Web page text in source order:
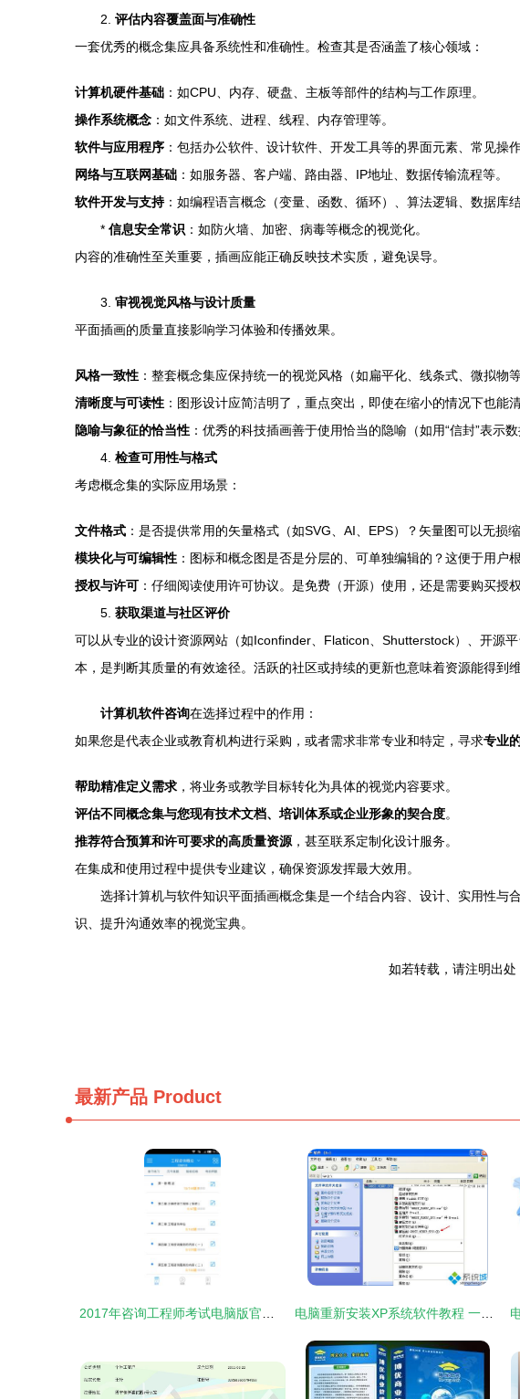
2. 评估内容覆盖面与准确性
一套优秀的概念集应具备系统性和准确性。检查其是否涵盖了核心领域：
计算机硬件基础 ：如CPU、内存、硬盘、主板等部件的结构与工作原理。
操作系统概念 ：如文件系统、进程、线程、内存管理等。
软件与应用程序 ：包括办公软件、设计软件、开发工具等的界面元素、常见操作
网络与互联网基础 ：如服务器、客户端、路由器、IP地址、数据传输流程等。
软件开发与支持：如编程语言概念（变量、函数、循环）、算法逻辑、数据库
* 信息安全常识 ：如防火墙、加密、病毒等概念的视觉化。
内容的准确性至关重要，插画应能正确反映技术实质，避免误导。
3. 审视视觉风格与设计质量
平面插画的质量直接影响学习体验和传播效果。
风格一致性 ：整套概念集应保持统一的视觉风格（如扁平化、线条式、微拟物
清晰度与可读性 ：图形设计应简洁明了，重点突出，即使在缩小的情况下也能
隐喻与象征的恰当性 ：优秀的科技插画善于使用恰当的隐喻（如用“信封”表示
4. 检查可用性与格式
考虑概念集的实际应用场景：
文件格式 ：是否提供常用的矢量格式（如SVG、AI、EPS）？矢量图可以无
模块化与可编辑性 ：图标和概念图是否是分层的、可单独编辑的？这便于用户
授权与许可 ：仔细阅读使用许可协议。是免费（开源）使用，还是需要购买授
5. 获取渠道与社区评价
可以从专业的设计资源网站（如Iconfinder、Flaticon、Shutterstock）、开源
本，是判断其质量的有效途径。活跃的社区或持续的更新也意味着资源能得到维
计算机软件咨询在选择过程中的作用：
如果您是代表企业或教育机构进行采购，或者需求非常专业和特定，寻求专业
帮助精准定义需求 ，将业务或教学目标转化为具体的视觉内容要求。
评估不同概念集与您现有技术文档、培训体系或企业形象的契合度。
推荐符合预算和许可要求的高质量资源 ，甚至联系定制化设计服务。
在集成和使用过程中提供专业建议，确保资源发挥最大效用。
选择计算机与软件知识平面插画概念集是一个结合内容、设计、实用性
识、提升沟通效率的视觉宝典。
如若转载，请注明出
最新产品 Product